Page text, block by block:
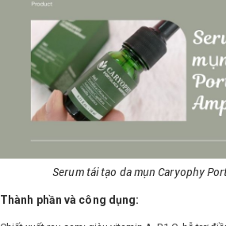
Serum tái tạo da mụn Caryophy
Thành phần và công dụng: